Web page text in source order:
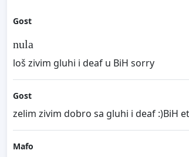
Gost
nula
loš zivim gluhi i deaf u BiH sorry
Gost
zelim zivim dobro sa gluhi i deaf :)BiH
Mafo